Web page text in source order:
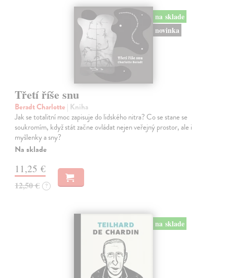
na sklade
novinka
Třetí říše snu
Beradt Charlotte | Kniha
Jak se totalitní moc zapisuje do lidského nitra? Co se stane se
soukromím, když stát začne ovládat nejen veřejný prostor, ale i
myšlenky a sny?
Na sklade
11,25 €
12,50 € ?
na sklade